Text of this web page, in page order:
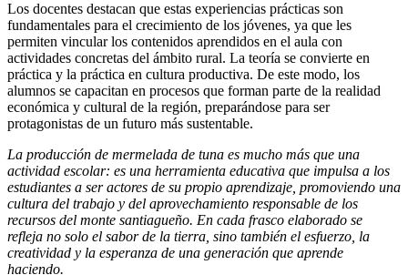
Los docentes destacan que estas experiencias prácticas son
fundamentales para el crecimiento de los jóvenes, ya que les
permiten vincular los contenidos aprendidos en el aula con
actividades concretas del ámbito rural. La teoría se convierte en
práctica y la práctica en cultura productiva. De este modo, los
alumnos se capacitan en procesos que forman parte de la realidad
económica y cultural de la región, preparándose para ser
protagonistas de un futuro más sustentable.
La producción de mermelada de tuna es mucho más que una
actividad escolar: es una herramienta educativa que impulsa a los
estudiantes a ser actores de su propio aprendizaje, promoviendo una
cultura del trabajo y del aprovechamiento responsable de los
recursos del monte santiagueño. En cada frasco elaborado se
refleja no solo el sabor de la tierra, sino también el esfuerzo, la
creatividad y la esperanza de una generación que aprende
haciendo.